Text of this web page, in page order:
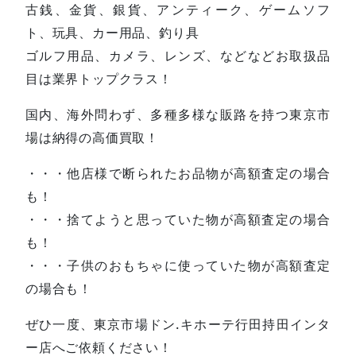
古銭、金貨、銀貨、アンティーク、ゲームソフ
ト、玩具、カー用品、釣り具
ゴルフ用品、カメラ、レンズ、などなどお取扱品
目は業界トップクラス！
国内、海外問わず、多種多様な販路を持つ東京市
場は納得の高価買取！
・・・他店様で断られたお品物が高額査定の場合
も！
・・・捨てようと思っていた物が高額査定の場合
も！
・・・子供のおもちゃに使っていた物が高額査定
の場合も！
ぜひ一度、東京市場ドン.キホーテ行田持田インタ
ー店へご依頼ください！